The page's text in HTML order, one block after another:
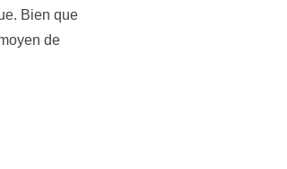
Bien que
de
EN RDC »